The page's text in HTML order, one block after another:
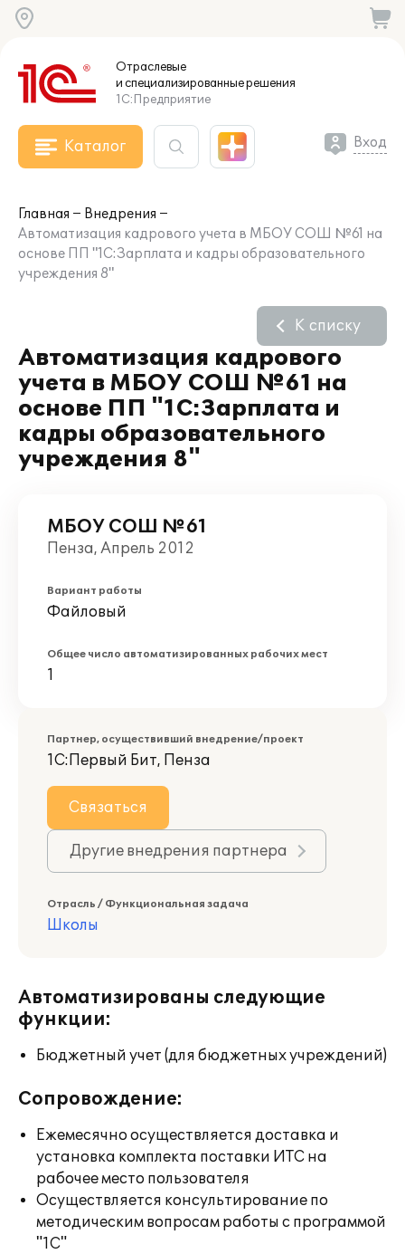
Отраслевые
и специализированныерешения
1С:Предприятие
Каталог Вход
Главная
Внедрения
Автоматизация кадрового учета в МБОУ СОШ №61 на
основе ПП "1С:Зарплата и кадры образовательного
учреждения 8"
Автоматизация кадрового
учета в МБОУ СОШ №61 на
основе ПП "1С:Зарплата и
кадры образовательного
учреждения 8"
К списку
МБОУ СОШ №61
Пенза, Апрель 2012
Вариант работы
Файловый
Общее число автоматизированных рабочих мест
1
Партнер, осуществивший внедрение/проект
1С:Первый Бит, Пенза
Связаться
Другие внедрения партнера
Отрасль / Функциональная задача
Школы
Автоматизированы следующие
функции:
Бюджетный учет (для бюджетных учреждений)
Сопровождение:
Ежемесячно осуществляется доставка и
установка комплекта поставки ИТС на
рабочее место пользователя
Осуществляется консультирование по
методическим вопросам работы с программой
"1С"